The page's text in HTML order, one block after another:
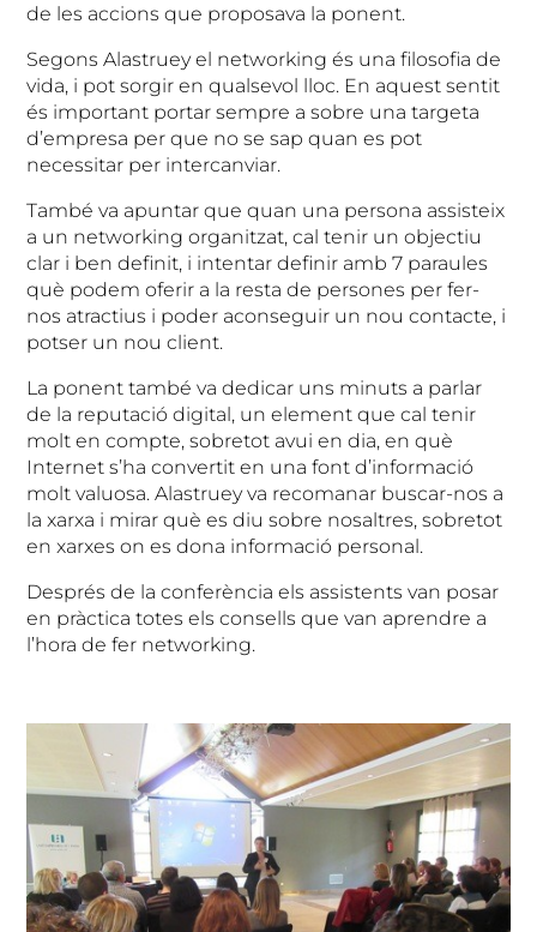
de les accions que proposava la ponent.
Segons Alastruey el networking és una filosofia de
vida, i pot sorgir en qualsevol lloc. En aquest sentit
és important portar sempre a sobre una targeta
d’empresa per que no se sap quan es pot
necessitar per intercanviar.
També va apuntar que quan una persona assisteix
a un networking organitzat, cal tenir un objectiu
clar i ben definit, i intentar definir amb 7 paraules
què podem oferir a la resta de persones per fer-
nos atractius i poder aconseguir un nou contacte, i
potser un nou client.
La ponent també va dedicar uns minuts a parlar
de la reputació digital, un element que cal tenir
molt en compte, sobretot avui en dia, en què
Internet s’ha convertit en una font d’informació
molt valuosa. Alastruey va recomanar buscar-nos a
la xarxa i mirar què es diu sobre nosaltres, sobretot
en xarxes on es dona informació personal.
Després de la conferència els assistents van posar
en pràctica totes els consells que van aprendre a
l’hora de fer networking.